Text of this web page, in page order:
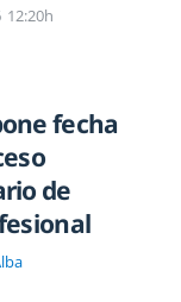
12:20h
fecha
de